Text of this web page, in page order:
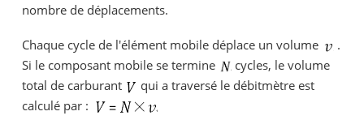
nombre de déplacements.
Chaque cycle de l'élément mobile déplace un volume
.
Si le composant mobile se termine
cycles, le volume
total de carburant
qui a traversé le débitmètre est
calculé par :